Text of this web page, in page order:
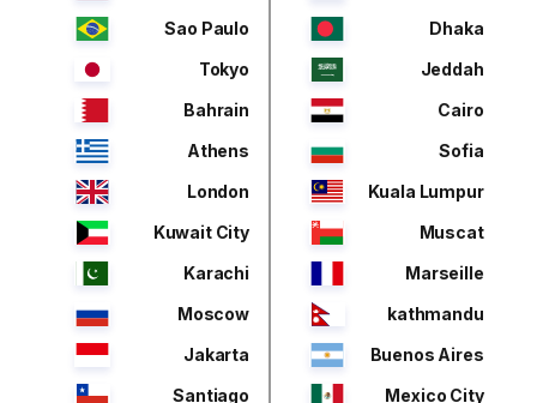
Dhaka
Sao Paulo
Jeddah
Tokyo
Cairo
Bahrain
Sofia
Athens
Kuala Lumpur
London
Muscat
Kuwait City
Marseille
Karachi
kathmandu
Moscow
Buenos Aires
Jakarta
Mexico City
Santiago